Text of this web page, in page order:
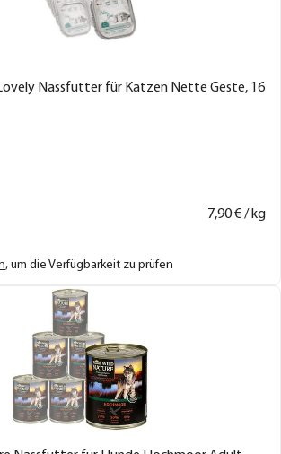
Nassfutter für Katzen Nette Geste, 16
7,90€ / kg
, um die Verfügbarkeit zu prüfen